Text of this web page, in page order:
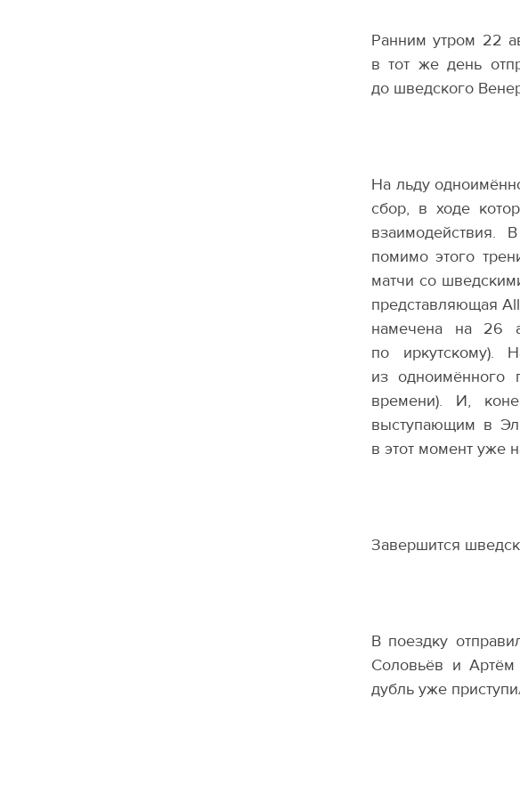
Ранним утром 22
в тот же день
до шведского
На льду
сбор, в ходе
взаимодействия.
помимо этого
матчи со
представляющая
намечена на 26
по иркутскому).
из одноимённого
времени). И,
выступающим в
в этот момент уже
Завершится
В поездку
Соловьёв и Артём
дубль уже